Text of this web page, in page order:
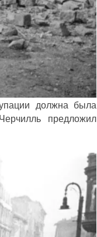
должна была
предложил